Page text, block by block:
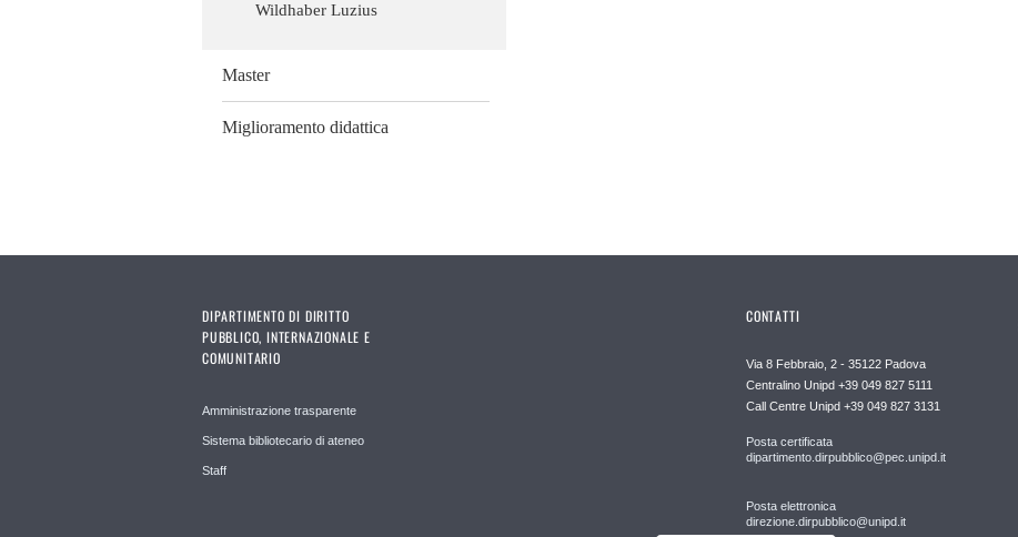
Wildhaber Luzius
Master
Miglioramento didattica
DIPARTIMENTO DI DIRITTO
PUBBLICO, INTERNAZIONALE E
COMUNITARIO
Amministrazione trasparente
Sistema bibliotecario di ateneo
Staff
CONTATTI
Via 8 Febbraio, 2 - 35122 Padova
Centralino Unipd +39 049 827 5111
Call Centre Unipd +39 049 827 3131
Posta certificata
dipartimento.dirpubblico@pec.unipd.it
Posta elettronica
direzione.dirpubblico@unipd.it